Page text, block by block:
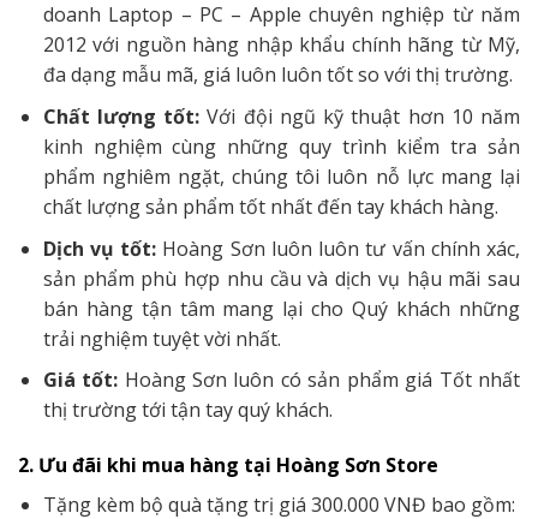
doanh Laptop – PC – Apple chuyên nghiệp từ năm
2012 với nguồn hàng nhập khẩu chính hãng từ Mỹ,
đa dạng mẫu mã, giá luôn luôn tốt so với thị trường.
Chất lượng tốt: Với đội ngũ kỹ thuật hơn 10 năm
kinh nghiệm cùng những quy trình kiểm tra sản
phẩm nghiêm ngặt, chúng tôi luôn nỗ lực mang lại
chất lượng sản phẩm tốt nhất đến tay khách hàng.
Dịch vụ tốt: Hoàng Sơn luôn luôn tư vấn chính xác,
sản phẩm phù hợp nhu cầu và dịch vụ hậu mãi sau
bán hàng tận tâm mang lại cho Quý khách những
trải nghiệm tuyệt vời nhất.
Giá tốt: Hoàng Sơn luôn có sản phẩm giá Tốt nhất
thị trường tới tận tay quý khách.
2. Ưu đãi khi mua hàng tại Hoàng Sơn Store
Tặng kèm bộ quà tặng trị giá 300.000 VNĐ bao gồm: